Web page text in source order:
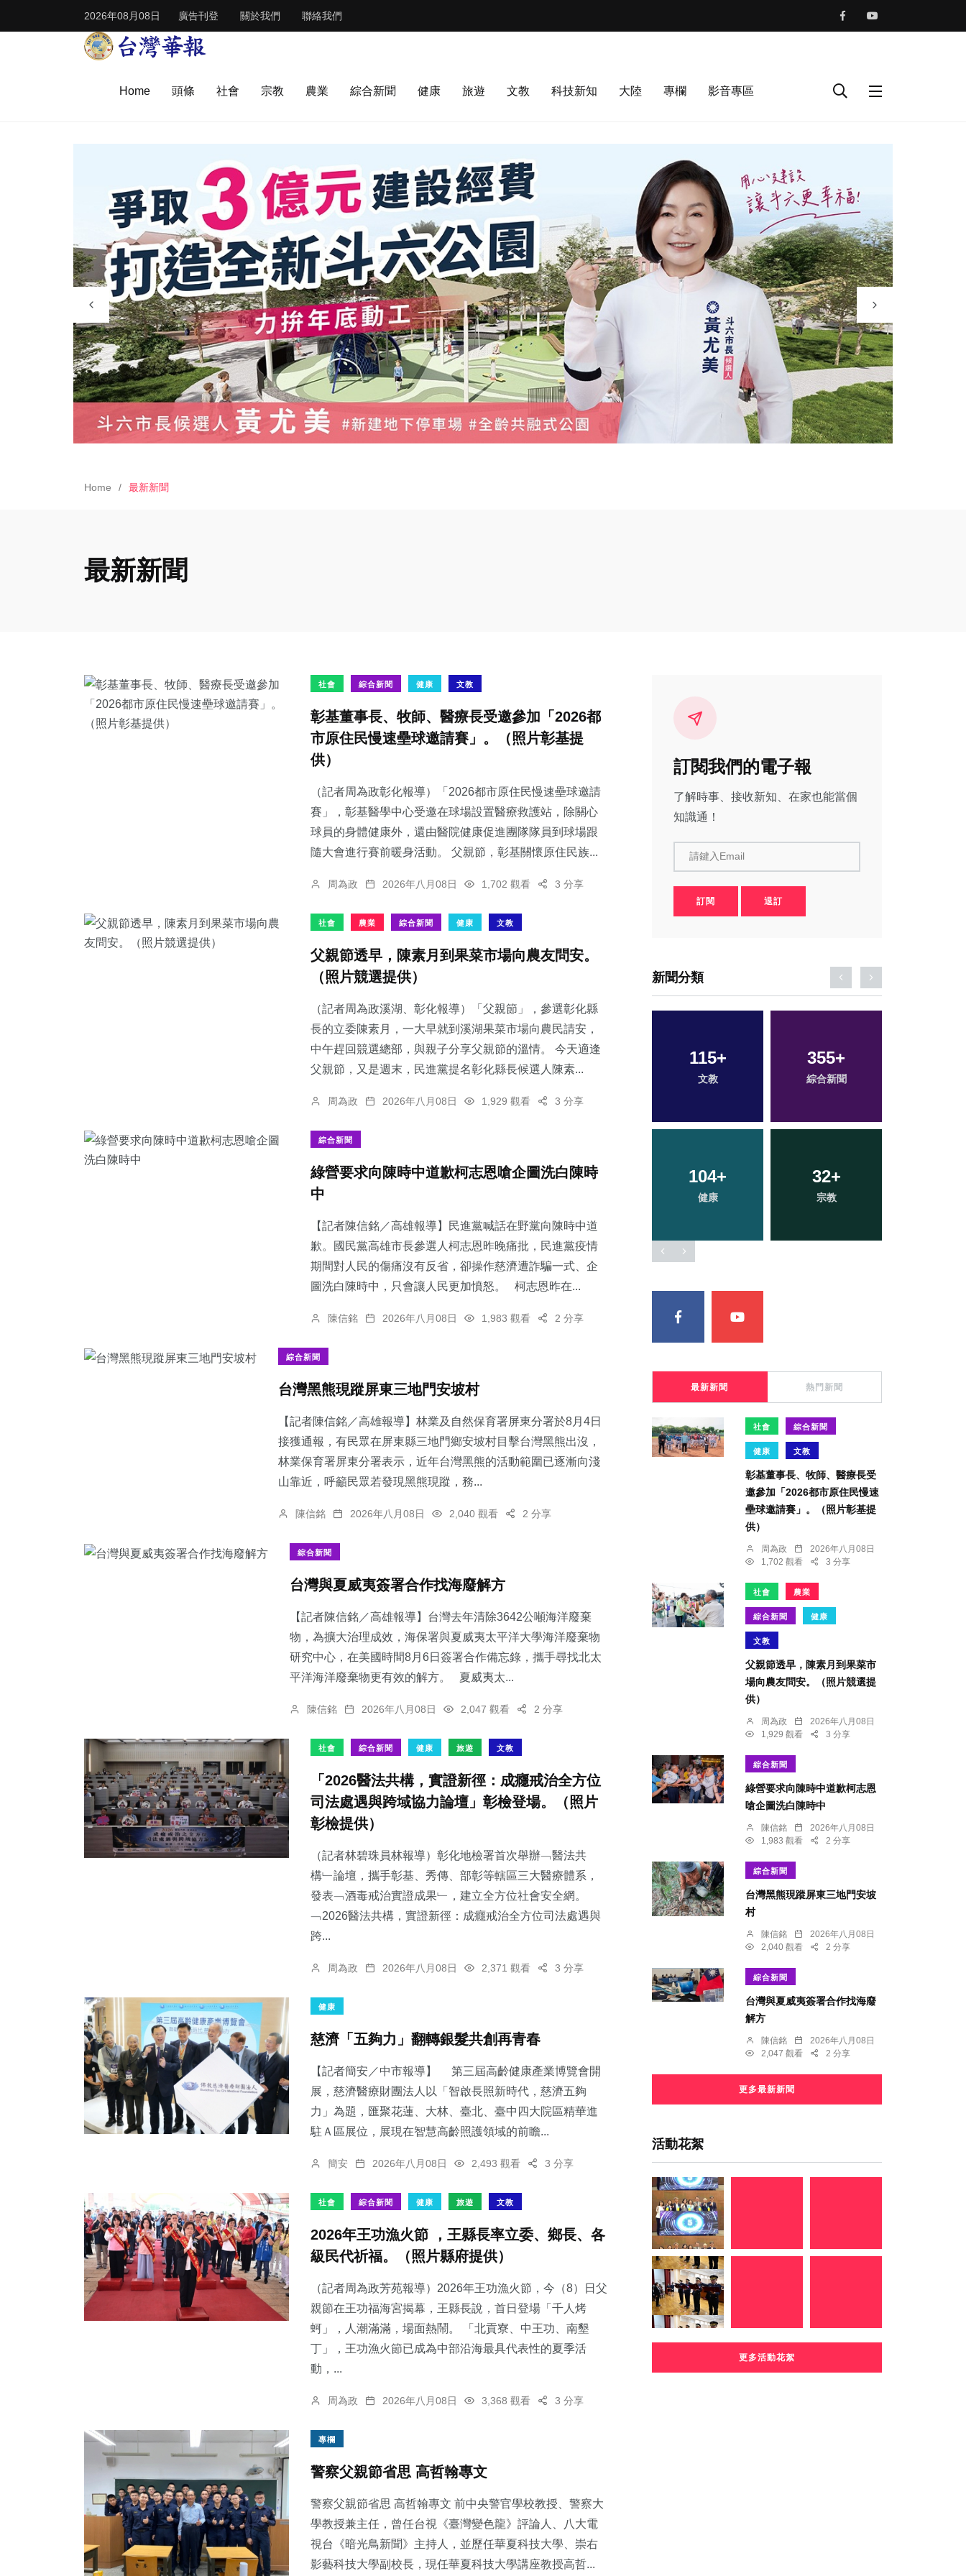
2026年08月08日 廣告刊登 關於我們 聯絡我們
Home 頭條 社會 宗教 農業 綜合新聞 健康 旅遊 文教 科技新知 大陸 專欄 影音專區
Home 最新新聞
最新新聞
社會 綜合新聞 健康 文教
彰基董事長、牧師、醫療長受邀參加「2026都
市原住民慢速壘球邀請賽」。（照片彰基提
供）
（記者周為政彰化報導）「2026都市原住民慢速壘球邀請
賽」，彰基醫學中心受邀在球場設置醫療救護站，除關心
球員的身體健康外，還由醫院健康促進團隊隊員到球場跟
隨大會進行賽前暖身活動。 父親節，彰基關懷原住民族...
周為政 2026年八月08日 1,702 觀看 3 分享
社會 農業 綜合新聞 健康 文教
父親節透早，陳素月到果菜市場向農友問安。
（照片競選提供）
（記者周為政溪湖、彰化報導）「父親節」，參選彰化縣
長的立委陳素月，一大早就到溪湖果菜市場向農民請安，
中午趕回競選總部，與親子分享父親節的溫情。 今天適逢
父親節，又是週末，民進黨提名彰化縣長候選人陳素...
周為政 2026年八月08日 1,929 觀看 3 分享
綜合新聞
綠營要求向陳時中道歉柯志恩嗆企圖洗白陳時
中
【記者陳信銘／高雄報導】民進黨喊話在野黨向陳時中道
歉。國民黨高雄市長參選人柯志恩昨晚痛批，民進黨疫情
期間對人民的傷痛沒有反省，卻操作慈濟遭詐騙一式、企
圖洗白陳時中，只會讓人民更加憤怒。 柯志恩昨在...
陳信銘 2026年八月08日 1,983 觀看 2 分享
綜合新聞
台灣黑熊現蹤屏東三地門安坡村
【記者陳信銘／高雄報導】林業及自然保育署屏東分署於8月4日
接獲通報，有民眾在屏東縣三地門鄉安坡村目擊台灣黑熊出沒，
林業保育署屏東分署表示，近年台灣黑熊的活動範圍已逐漸向淺
山靠近，呼籲民眾若發現黑熊現蹤，務...
陳信銘 2026年八月08日 2,040 觀看 2 分享
綜合新聞
台灣與夏威夷簽署合作找海廢解方
【記者陳信銘／高雄報導】台灣去年清除3642公噸海洋廢棄
物，為擴大治理成效，海保署與夏威夷太平洋大學海洋廢棄物
研究中心，在美國時間8月6日簽署合作備忘錄，攜手尋找北太
平洋海洋廢棄物更有效的解方。 夏威夷太...
陳信銘 2026年八月08日 2,047 觀看 2 分享
社會 綜合新聞 健康 旅遊 文教
「2026醫法共構，實證新徑：成癮戒治全方位
司法處遇與跨域協力論壇」彰檢登場。（照片
彰檢提供）
（記者林碧珠員林報導）彰化地檢署首次舉辦﹁醫法共
構﹂論壇，攜手彰基、秀傳、部彰等轄區三大醫療體系，
發表﹁酒毒戒治實證成果﹂，建立全方位社會安全網。
﹁2026醫法共構，實證新徑：成癮戒治全方位司法處遇與
跨...
周為政 2026年八月08日 2,371 觀看 3 分享
健康
慈濟「五夠力」翻轉銀髮共創再青春
【記者簡安／中市報導】 第三屆高齡健康產業博覽會開
展，慈濟醫療財團法人以「智啟長照新時代，慈濟五夠
力」為題，匯聚花蓮、大林、臺北、臺中四大院區精華進
駐Ａ區展位，展現在智慧高齡照護領域的前瞻...
簡安 2026年八月08日 2,493 觀看 3 分享
社會 綜合新聞 健康 旅遊 文教
2026年王功漁火節 ，王縣長率立委、鄉長、各
級民代祈福。（照片縣府提供）
（記者周為政芳苑報導）2026年王功漁火節，今（8）日父
親節在王功福海宮揭幕，王縣長說，首日登場「千人烤
蚵」，人潮滿滿，場面熱鬧。 「北貢寮、中王功、南墾
丁」，王功漁火節已成為中部沿海最具代表性的夏季活
動，...
周為政 2026年八月08日 3,368 觀看 3 分享
專欄
警察父親節省思 高哲翰專文
警察父親節省思 高哲翰專文 前中央警官學校教授、警察大
學教授兼主任，曾任台視《臺灣變色龍》評論人、八大電
視台《暗光鳥新聞》主持人，並歷任華夏科技大學、崇右
影藝科技大學副校長，現任華夏科技大學講座教授高哲...
訂閱我們的電子報
了解時事、接收新知、在家也能當個
知識通！
請鍵入Email
訂閱 退訂
新聞分類
57+
專欄
115+
文教
355
104+ 32
1+
大陸
17+
科技新知
36+
農業
79+
旅遊
最新新聞 熱門新聞
社會 綜合新聞
健康 文教
彰基董事長、牧師、醫療長受
邀參加「2026都市原住民慢速
壘球邀請賽」。（照片彰基提
供）
周為政
2026年八月08日
1,702 觀看
3 分享
社會 農業
綜合新聞 健康
文教
父親節透早，陳素月到果菜市
場向農友問安。（照片競選提
供）
周為政
2026年八月08日
1,929 觀看
3 分享
綜合新聞
綠營要求向陳時中道歉柯志恩
嗆企圖洗白陳時中
陳信銘
2026年八月08日
1,983 觀看
2 分享
綜合新聞
台灣黑熊現蹤屏東三地門安坡
村
陳信銘
2026年八月08日
2,040 觀看
2 分享
綜合新聞
台灣與夏威夷簽署合作找海廢
解方
陳信銘
2026年八月08日
2,047 觀看
2 分享
更多最新新聞
活動花絮
更多活動花絮